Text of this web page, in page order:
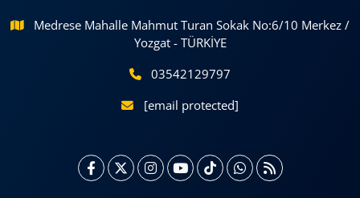
Medrese Mahalle Mahmut Turan Sokak No:6/10 Merkez /
Yozgat - TÜRKİYE
03542129797
[email protected]